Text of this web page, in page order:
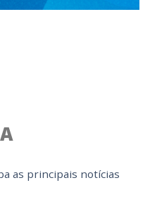
as principais notícias